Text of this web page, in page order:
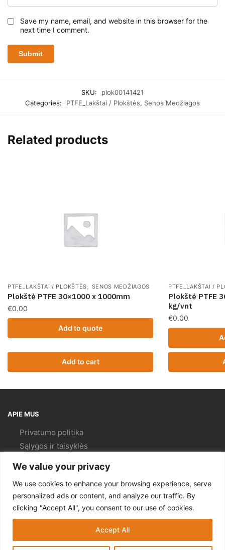
We value your privacy
We use cookies to enhance your browsing experience, serve
personalized ads or content, and analyze our traffic. By
clicking "Accept All", you consent to our use of cookies.
Accept All
Save my name, email, and website in this browser for the
next time I comment.
SKU:
plok00141421
Categories:
PTFE_Lakštai / Plokštės, Senos Medžiagos
Related products
PTFE_LAKŠTAI / PLOKŠTĖS , SENOS MEDŽIAGOS
Plokštė PTFE 30×1000 x 1000mm
€0.00
Add to cart
Add to quote
PTFE_LAKŠTAI /
Plokštė PTFE
kg/vnt
€0.00
APIE MUS
Privatumo politika
Sąlygos ir taisyklės
Kokybės politika
PAGALBA
Mano paskyra
© Gempa 2022